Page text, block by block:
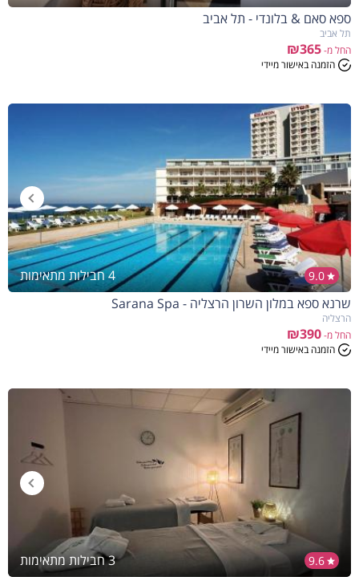
ספא סאם & בלונדי - תל אביב
תל אביב
החל מ-₪365
הזמנה באישור מיידי
9.0
4 חבילות מתאימות
שרנא ספא במלון השרון הרצליה - Sarana Spa
הרצליה
החל מ-₪390
הזמנה באישור מיידי
9.6
3 חבילות מתאימות